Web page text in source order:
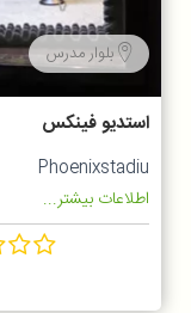
بلوار مدرس
استدیو فینکس
Phoenixstadiu
اطلاعات بیشتر...